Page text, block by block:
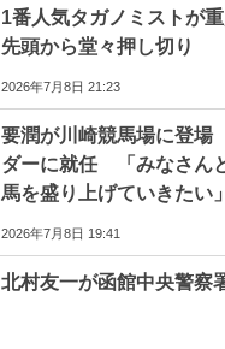
1番人気タガノミストが
先頭から堂々押し切り
2026年7月8日 21:23
要潤が川崎競馬場に登
ダーに就任 「みなさん
馬を盛り上げていきたい」
2026年7月8日 19:41
北村友一が函館中央警察